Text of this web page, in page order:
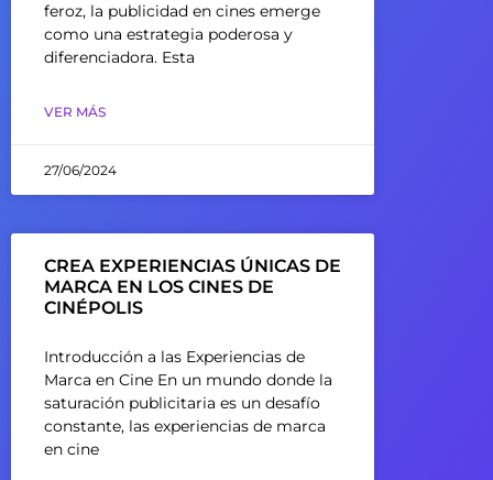
feroz, la publicidad en cines emerge
como una estrategia poderosa y
diferenciadora. Esta
VER MÁS
27/06/2024
CREA EXPERIENCIAS ÚNICAS DE
MARCA EN LOS CINES DE
CINÉPOLIS
Introducción a las Experiencias de
Marca en Cine En un mundo donde la
saturación publicitaria es un desafío
constante, las experiencias de marca
en cine